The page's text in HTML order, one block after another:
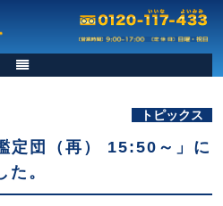
トピックス
定団（再） 15:50～」に
。